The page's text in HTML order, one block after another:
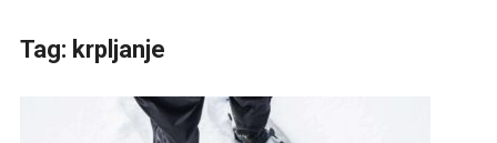
Tag: krpljanje